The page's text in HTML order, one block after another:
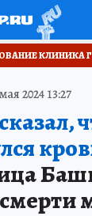
КЛИНИКА
2024 13:27